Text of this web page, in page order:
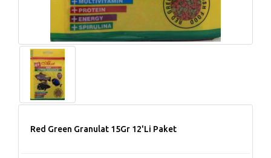
Red Green Granulat 15Gr 12'Li Paket